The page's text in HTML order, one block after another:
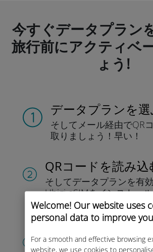
Welcome! Our website uses
personal data to improve
For a smooth and effective browsing
website, we use cookies to
今すぐデータプラン
旅行前にアクティベ
ょう!
データプランを選
そしてメール経由でQR
取りましょう！早い！
QRコードを読み込
そしてデータプランを有
Ubigi eSIMをインストー
シンプル！
アカウントを作成
すると、データプランの.